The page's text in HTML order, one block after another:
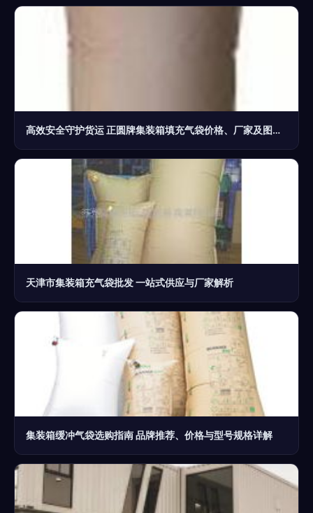
高效安全守护货运 正圆牌集装箱填充气袋价格、厂家及图片全解
天津市集装箱充气袋批发 一站式供应与厂家解析
集装箱缓冲气袋选购指南 品牌推荐、价格与型号规格详解